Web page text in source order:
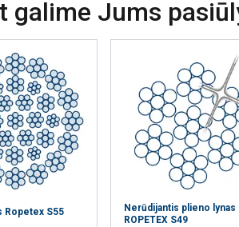
galime Jums
Ropetex S55
Nerūdijantis plieno lynas
ROPETEX S49